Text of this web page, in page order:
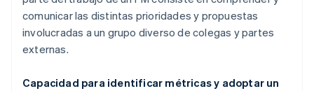
comunicar las distintas prioridades y propuestas
involucradas a un grupo diverso de colegas y partes
externas.
Capacidad para identificar métricas y adoptar un